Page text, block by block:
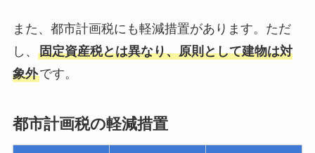
また、都市計画税にも軽減措置があります。ただ
し、 固定資産税とは異なり、原則として建物は対
象外です。
都市計画税の軽減措置